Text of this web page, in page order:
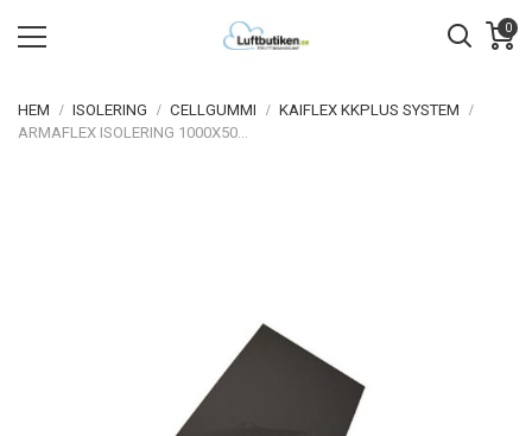
0
HEM ISOLERING CELLGUMMI
KAIFLEX KKPLUS SYSTEM